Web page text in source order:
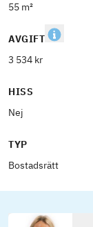
55 m²
AVGIFT
3 534 kr
HISS
Nej
TYP
Bostadsrätt